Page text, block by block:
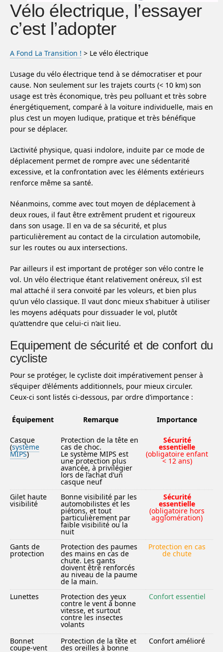
Vélo électrique, l’essayer
c’est l’adopter
A Fond La Transition ! > Le vélo électrique
L’usage du vélo électrique tend à se démocratiser et pour
cause. Non seulement sur les trajets courts (< 10 km) son
usage est très économique, très peu polluant et très sobre
énergétiquement, comparé à la voiture individuelle, mais en
plus c’est un moyen ludique, pratique et très bénéfique
pour se déplacer.
L’activité physique, quasi indolore, induite par ce mode de
déplacement permet de rompre avec une sédentarité
excessive, et la confrontation avec les éléments extérieurs
renforce même sa santé.
Néanmoins, comme avec tout moyen de déplacement à
deux roues, il faut être extrêment prudent et rigoureux
dans son usage. Il en va de sa sécurité, et plus
particulièrement au contact de la circulation automobile,
sur les routes ou aux intersections.
Par ailleurs il est important de protéger son vélo contre le
vol. Un vélo électrique étant relativement onéreux, s’il est
mal attaché il sera convoité par les voleurs, et bien plus
qu’un vélo classique. Il vaut donc mieux s’habituer à utiliser
les moyens adéquats pour dissuader le vol, plutôt
qu’attendre que celui-ci n’ait lieu.
Equipement de sécurité et de confort du
cycliste
Pour se protéger, le cycliste doit impérativement penser à
s’équiper d’éléments additionnels, pour mieux circuler.
Ceux-ci sont listés ci-dessous, par ordre d’importance :
Équipement Remarque Importance
Casque
(système
MIPS)
Protection de la tête en
cas de choc.
Le système MIPS est
une protection plus
avancée, à privilégier
lors de l’achat d’un
casque neuf
Sécurité
essentielle
(obligatoire enfant
< 12 ans)
Gilet haute
visibilité
Bonne visibilité par les
automobilistes et les
piétons, et tout
particulièrement par
faible visibilité ou la
nuit
Sécurité
essentielle
(obligatoire hors
agglomération)
Gants de
protection
Protection des paumes
des mains en cas de
chute. Les gants
doivent être renforcés
au niveau de la paume
de la main.
Protection en cas
de chute
Lunettes Protection des yeux
contre le vent à bonne
vitesse, et surtout
contre les insectes
volants
Confort essentiel
Bonnet
coupe-vent
Protection de la tềte et
des oreilles à bonne
Confort amélioré